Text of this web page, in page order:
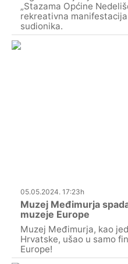
„Stazama Općine
rekreativna
sudionika.
05.05.2024. 17:23h
Muzej Međimurja
muzeje Europe
Muzej Međimurja, kao
Hrvatske, ušao u samo
Europe!